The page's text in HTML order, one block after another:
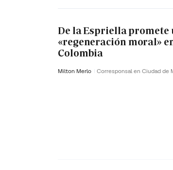
De la Espriella promete
«regeneración moral»
Colombia
Milton Merlo Corresponsal en Ciudad de